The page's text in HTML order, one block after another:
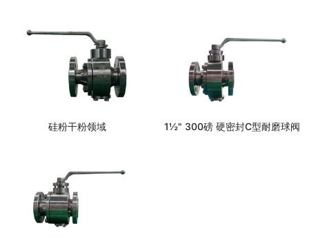
硅粉干粉领域 1½" 300磅 硬密封C型耐磨球阀